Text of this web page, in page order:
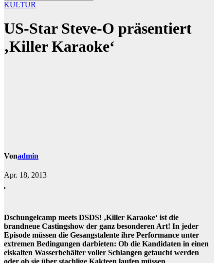
KULTUR
US-Star Steve-O präsentiert
‚Killer Karaoke‘
Vonadmin
Apr. 18, 2013
Dschungelcamp meets DSDS! ‚Killer Karaoke‘ ist die
brandneue Castingshow der ganz besonderen Art! In jeder
Episode müssen die Gesangstalente ihre Performance unter
extremen Bedingungen darbieten: Ob die Kandidaten in einen
eiskalten Wasserbehälter voller Schlangen getaucht werden